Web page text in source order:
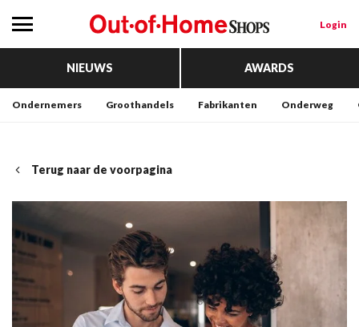
Login
NIEUWS AWARDS
Ondernemers Groothandels Fabrikanten Onderweg
Terug naar de voorpagina